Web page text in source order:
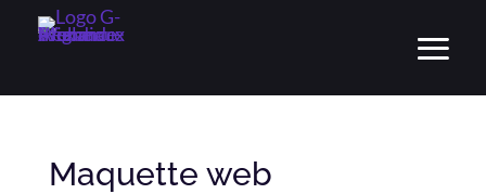
Maquette web